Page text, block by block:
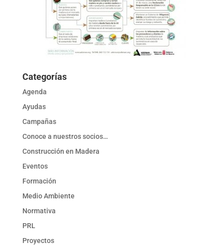
Categorías
Agenda
Ayudas
Campañas
Conoce a nuestros socios…
Construcción en Madera
Eventos
Formación
Medio Ambiente
Normativa
PRL
Proyectos